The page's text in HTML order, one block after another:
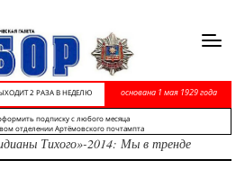
2 РАЗА В НЕДЕЛЮ основана 1 мая 1929 года
подписку с любого месяца
отделении Артёмовского почтампта
Тихого»-2014: Мы в тренде